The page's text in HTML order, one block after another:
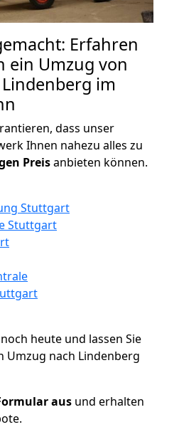
Erfahren
ein Umzug von
im
dass unser
Ihnen nahezu alles zu
Preisanbieten können.
Stuttgart
Stuttgart
heute und lassen Sie
Umzug nach Lindenberg
aus und erhalten